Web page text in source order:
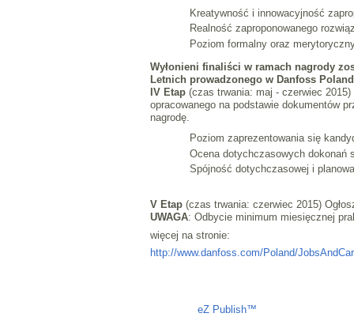
Kreatywność i innowacyjność
Realność zaproponowanego
Poziom formalny oraz
Wyłonieni finaliści w ramach nagrody
Letnich prowadzonego w Danfoss
IV Etap(czas trwania: maj - czerwiec 2015)
opracowanego na podstawie dokumentów
nagrodę.
Poziom zaprezentowania się
Ocena dotychczasowych
Spójność dotychczasowej i
V Etap(czas trwania: czerwiec 2015)
UWAGA: Odbycie minimum miesięcznej
więcej na stronie:
http://www.danfoss.com/Poland/
eZ Publish™